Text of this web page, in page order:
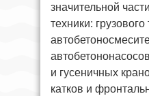
значительной
техники:
и гусеничных
катков и